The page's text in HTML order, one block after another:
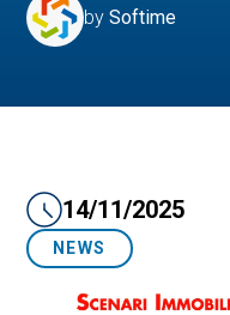
by Softime
14/11/2025
NEWS